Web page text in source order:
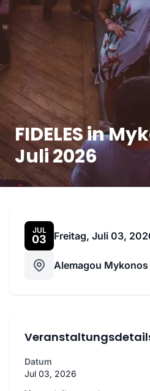
FIDELES in
Juli 2026
JUL
03 Freitag, Juli 03,
Alemagou Mykonos
Datum
Jul 03, 2026